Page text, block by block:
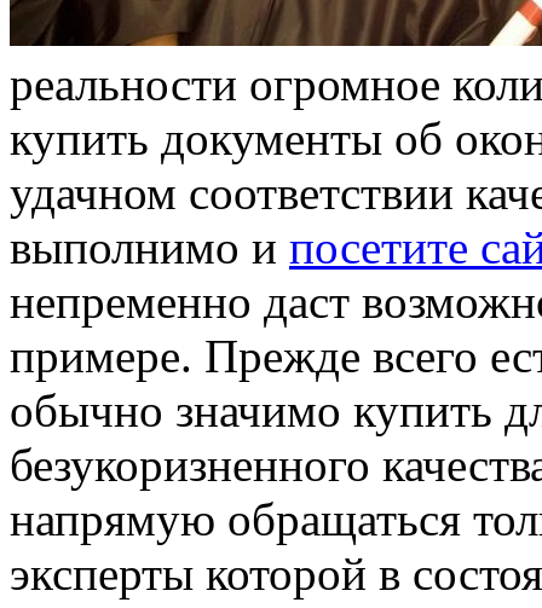
реальности огромное
купить документы об
удачном соответствии
выполнимо и посетите
непременно даст
примере. Прежде всего
обычно значимо купить
безукоризненного
напрямую обращаться
эксперты которой в